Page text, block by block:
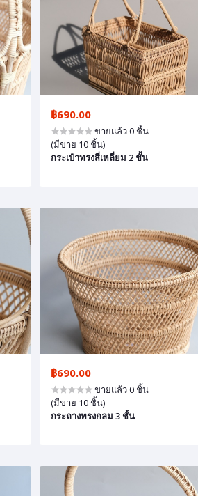
฿690.00
ขายแล้ว 0 ชิ้น
(มีขาย 10 ชิ้น)
กระเป๋าทรงสี่เหลี่ยม 2 ชั้น
฿690.00
ขายแล้ว 0 ชิ้น
(มีขาย 10 ชิ้น)
กระถางทรงกลม 3 ชั้น